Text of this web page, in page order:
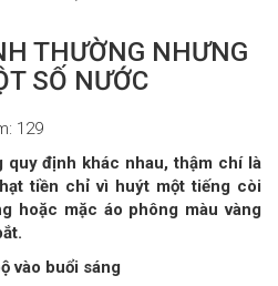
THƯỜNG NHƯNG
SỐ NƯỚC
129
quy định khác nhau, thậm chí là
tiền chỉ vì huýt một tiếng còi
hoặc mặc áo phông màu vàng
vào buổi sáng